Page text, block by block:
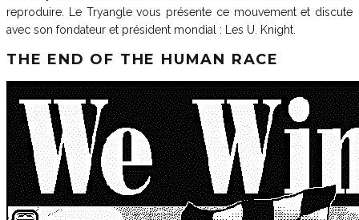
reproduire. Le Tryangle vous présente ce mouvement et discute
avec son fondateur et président mondial : Les U. Knight.
THE END OF THE HUMAN RACE